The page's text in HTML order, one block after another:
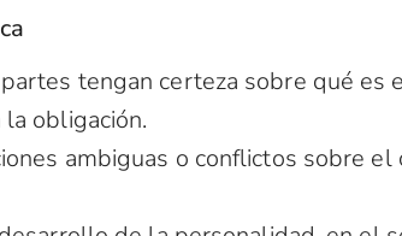
tengan certeza sobre qué es
obligación.
ambiguas o conflictos sobre